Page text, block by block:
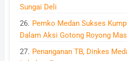
Sungai Deli
Pemko Medan Sukses
Dalam Aksi Gotong Royong
Penanganan TB, Dinkes